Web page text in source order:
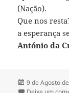
(Nação).
Que nos
a esperança
António da
Publicado
9 de Agosto